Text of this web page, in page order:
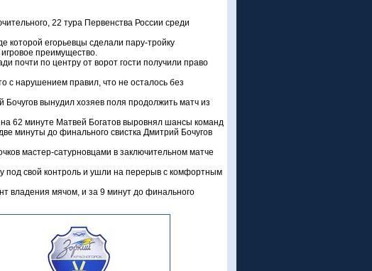
22 тура Первенства России среди
которой егорьевцы сделали пару-тройку
преимущество.
почти по центру от ворот гости получили право
с нарушением правил, что не осталось без
вынудил хозяев поля продолжить матч из
62 минуте Матвей Богатов выровнял шансы команд
минуты до финального свистка Дмитрий Бочугов
мастер-сатурновцами в заключительном матче
под свой контроль и ушли на перерыв с комфортным
владения мячом, и за 9 минут до финального